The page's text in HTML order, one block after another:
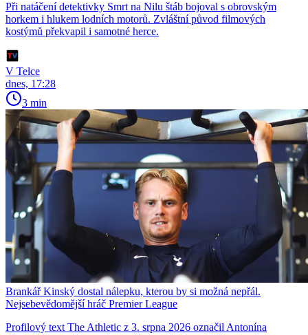
Při natáčení detektivky Smrt na Nilu štáb bojoval s obrovským
horkem i hlukem lodních motorů. Zvláštní původ filmových
kostýmů překvapil i samotné herce.
V Telce
dnes, 17:28
3 min
Brankář Kinský dostal nálepku, kterou by si možná nepřál.
Nejsebevědomější hráč Premier League
Profilový text The Athletic z 3. srpna 2026 označil Antonína